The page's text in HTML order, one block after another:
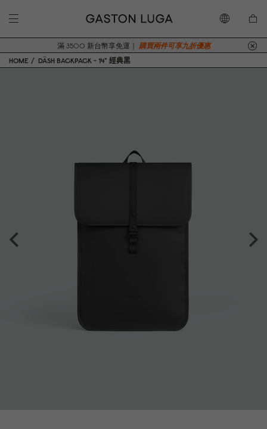
滿 3500 新台幣享免運｜ 購買兩件可享九折優惠
HOME
DÄSH BACKPACK - 14" 經典黑